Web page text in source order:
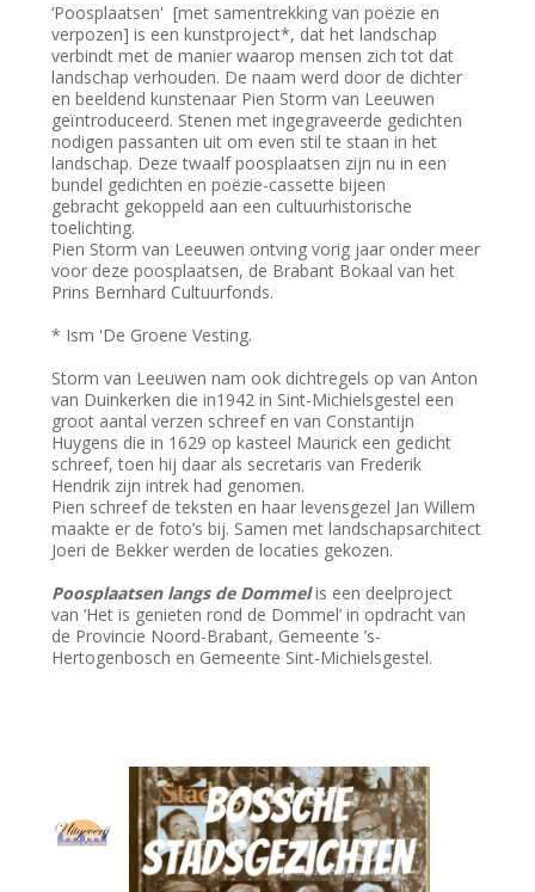
‘Poosplaatsen' [met samentrekking van poëzie en
verpozen] is een kunstproject*, dat het landschap
verbindt met de manier waarop mensen zich tot dat
landschap verhouden. De naam werd door de dichter
en beeldend kunstenaar Pien Storm van Leeuwen
geïntroduceerd. Stenen met ingegraveerde gedichten
nodigen passanten uit om even stil te staan in het
landschap. Deze twaalf poosplaatsen zijn nu in een
bundel gedichten en poëzie-cassette bijeen
gebracht gekoppeld aan een cultuurhistorische
toelichting.
Pien Storm van Leeuwen ontving vorig jaar onder meer
voor deze poosplaatsen, de Brabant Bokaal van het
Prins Bernhard Cultuurfonds.
* Ism 'De Groene Vesting.
Storm van Leeuwen nam ook dichtregels op van Anton
van Duinkerken die in1942 in Sint-Michielsgestel een
groot aantal verzen schreef en van Constantijn
Huygens die in 1629 op kasteel Maurick een gedicht
schreef, toen hij daar als secretaris van Frederik
Hendrik zijn intrek had genomen.
Pien schreef de teksten en haar levensgezel Jan Willem
maakte er de foto’s bij. Samen met landschapsarchitect
Joeri de Bekker werden de locaties gekozen.
Poosplaatsen langs de Dommelis een deelproject
van ‘Het is genieten rond de Dommel’ in opdracht van
de Provincie Noord-Brabant, Gemeente ’s-
Hertogenbosch en Gemeente Sint-Michielsgestel.